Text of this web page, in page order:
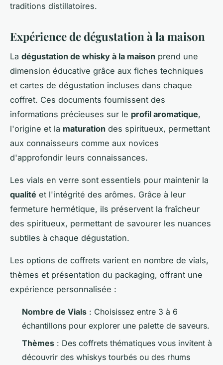
traditions distillatoires.
Expérience de dégustation à la maison
La dégustation de whisky à la maison prend une
dimension éducative grâce aux fiches techniques
et cartes de dégustation incluses dans chaque
coffret. Ces documents fournissent des
informations précieuses sur le profil aromatique,
l'origine et la maturation des spiritueux, permettant
aux connaisseurs comme aux novices
d'approfondir leurs connaissances.
Les vials en verre sont essentiels pour maintenir la
qualité et l'intégrité des arômes. Grâce à leur
fermeture hermétique, ils préservent la fraîcheur
des spiritueux, permettant de savourer les nuances
subtiles à chaque dégustation.
Les options de coffrets varient en nombre de vials,
thèmes et présentation du packaging, offrant une
expérience personnalisée :
Nombre de Vials : Choisissez entre 3 à 6
échantillons pour explorer une palette de saveurs.
Thèmes : Des coffrets thématiques vous invitent à
découvrir des whiskys tourbés ou des rhums